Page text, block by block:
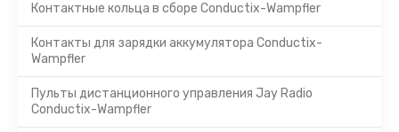
Контактные кольца в сборе Conductix-Wampfler
Контакты для зарядки аккумулятора Conductix-
Wampfler
Пульты дистанционного управления Jay Radio
Conductix-Wampfler